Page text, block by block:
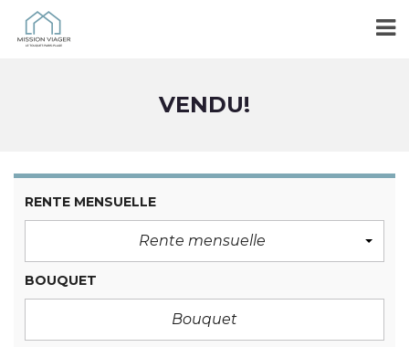
VENDU!
RENTE MENSUELLE
Rente mensuelle
BOUQUET